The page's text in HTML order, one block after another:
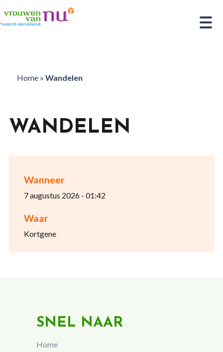
Home» Wandelen
Wanneer
7 augustus 2026 - 01:42
Waar
Kortgene
WANDELEN
SNEL NAAR
Home